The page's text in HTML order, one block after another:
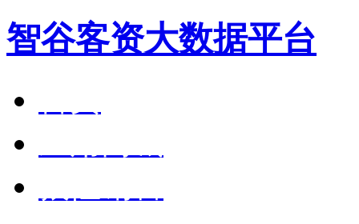
智谷客资大数据平台